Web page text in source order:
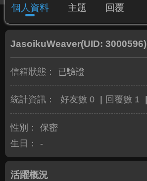
個人資料 主題 回覆
JasoikuWeaver(UID: 3000596)
信箱狀態： 已驗證
統計資訊： 好友數 0 回覆數 1
性別：
保密
生日：
-
活躍概況